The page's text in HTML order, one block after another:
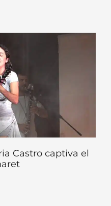
Castro captiva el